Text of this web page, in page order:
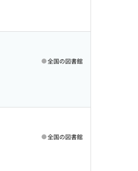
全国の図書館
全国の図書館